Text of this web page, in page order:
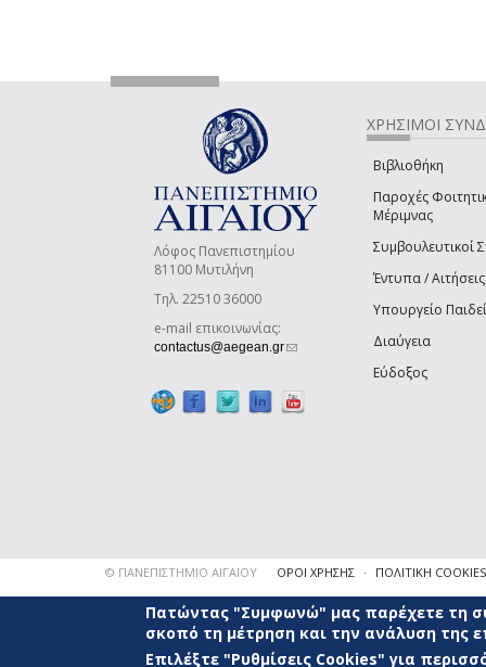
Λόφος Πανεπιστημίου
81100 Μυτιλήνη
Τηλ. 22510 36000
e-mail επικοινωνίας:
contactus@aegean.gr(link sends e-mail)
ΧΡΗΣΙΜΟΙ
Βιβλιοθήκη
Παροχές
Μέριμνας
Συμβουλευτικοί
Έντυπα / Αιτήσεις
Υπουργείο
Διαύγεια
Εύδοξος
© ΠΑΝΕΠΙΣΤΗΜΙΟ ΑΙΓΑΙΟΥ ΟΡΟΙ ΧΡΗΣΗΣ ΠΟΛΙΤΙΚΗ COOKIES
Πατώντας "Συμφωνώ" μας παρέχετε τη
σκοπό τη μέτρηση και την ανάλυση της
Επιλέξτε "Ρυθμίσεις Cookies" για